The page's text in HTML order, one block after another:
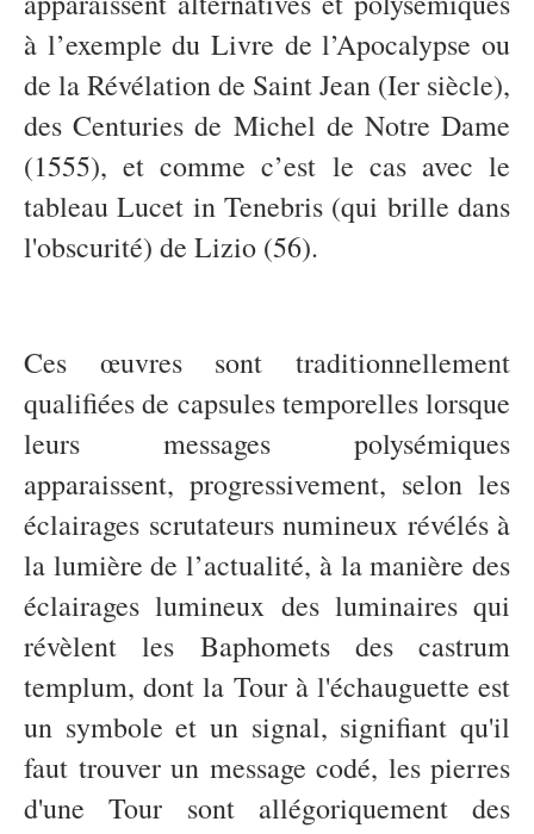
à l’exemple du Livre de l’Apocalypse ou
de la Révélation de Saint Jean (Ier siècle),
des Centuries de Michel de Notre Dame
(1555), et comme c’est le cas avec le
tableau Lucet in Tenebris (qui brille dans
l'obscurité) de Lizio (56).
Ces œuvres sont traditionnellement
qualifiées de capsules temporelles lorsque
leurs messages polysémiques
apparaissent, progressivement, selon les
éclairages scrutateurs numineux révélés à
la lumière de l’actualité, à la manière des
éclairages lumineux des luminaires qui
révèlent les Baphomets des castrum
templum, dont la Tour à l'échauguette est
un symbole et un signal, signifiant qu'il
faut trouver un message codé, les pierres
d'une Tour sont allégoriquement des